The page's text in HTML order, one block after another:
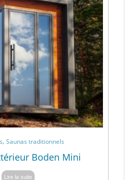
, Saunas traditionnels
Boden Mini
Lire la suite